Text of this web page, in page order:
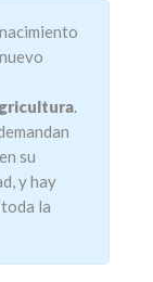
.
su
y hay
la